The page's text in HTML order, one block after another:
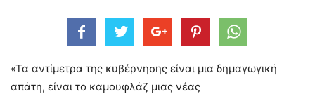
«Τα αντίμετρα της κυβέρνησης είναι μια δημαγωγική
απάτη, είναι το καμουφλάζ μιας νέας